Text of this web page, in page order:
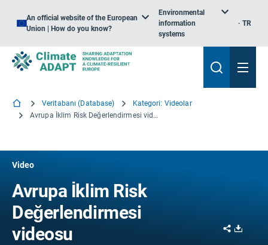
An official website of the European
Union | How do you know?
Environmental
information
systems
TR
Veritabanı (Database)
Kategori: Videolar
Avrupa İklim Risk Değerlendirmesi videosu
Video
Avrupa İklim Risk
Değerlendirmesi
videosu
Share